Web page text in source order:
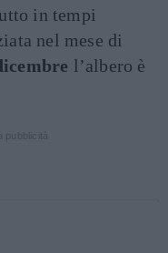
in tempi
nel mese di
l’albero è